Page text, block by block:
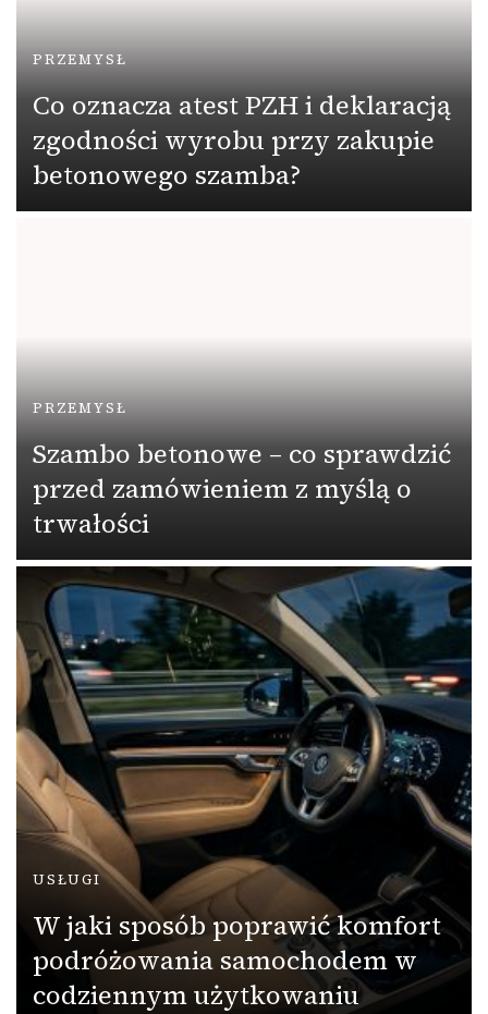
PRZEMYSŁ
Co oznacza atest PZH i deklaracją
zgodności wyrobu przy zakupie
betonowego szamba?
PRZEMYSŁ
Szambo betonowe – co sprawdzić
przed zamówieniem z myślą o
trwałości
USŁUGI
W jaki sposób poprawić komfort
podróżowania samochodem w
codziennym użytkowaniu